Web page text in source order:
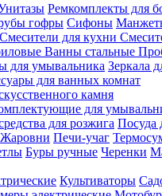
Ремкомплекты для
гофры Сифоны
Смесители для кухни
Ванны стальные
для умывальника Зеркала
для ванных комнат
камня
для
для розжига Посуда
Жаровни Печи-учаг
Буры ручные Черенки
Культиваторы